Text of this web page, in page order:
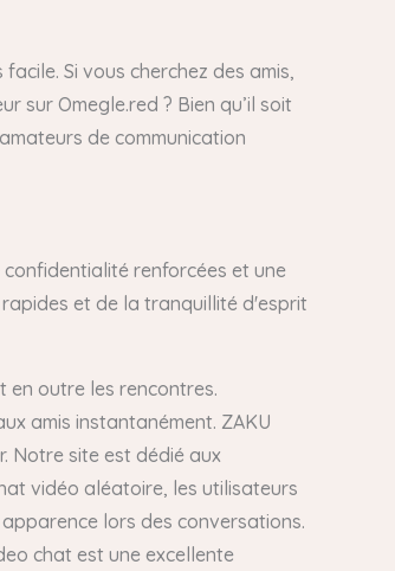
Si vous cherchez des amis,
sur Omegle.red ? Bien qu’il soit
de communication
renforcées et une
et de la tranquillité d'esprit
en outre les rencontres.
amis instantanément. ZAKU
Notre site est dédié aux
vidéo aléatoire, les utilisateurs
lors des conversations.
chat est une excellente